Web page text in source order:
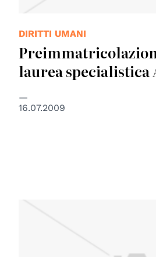
DIRITTI UMANI
laurea specialistica
16.07.2009